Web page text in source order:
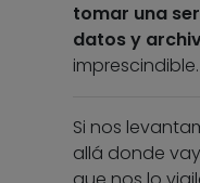
tomar una
datos y
imprescindible.
Si nos
allá donde